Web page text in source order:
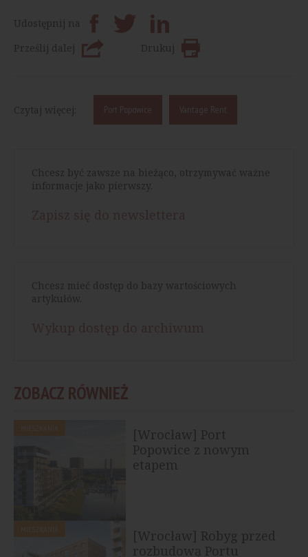
Udostępnij na
Prześlij dalej
Drukuj
Czytaj więcej: Port Popowice Vantage Rent
Chcesz być zawsze na bieżąco, otrzymywać ważne
informacje jako pierwszy.
Chcesz mieć dostęp do bazy wartościowych
artykułów.
ZOBACZ RÓWNIEŻ
[Wrocław] Port
Popowice z nowym
etapem
[Wrocław] Robyg przed
rozbudową Portu